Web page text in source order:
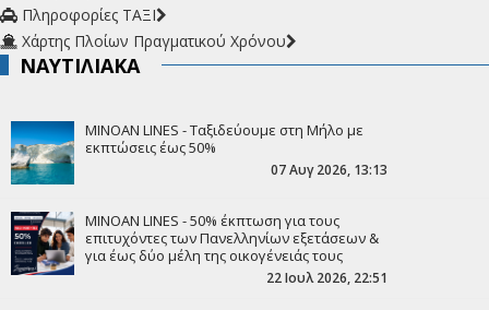
Πληροφορίες ΤΑΞΙ
Χάρτης Πλοίων Πραγματικού Χρόνου
ΝΑΥΤΙΛΙΑΚΑ
MINOAN LINES - Ταξιδεύουμε στη Μήλο με
εκπτώσεις έως 50%
07 Αυγ 2026, 13:13
MINOAN LINES - 50% έκπτωση για τους
επιτυχόντες των Πανελληνίων εξετάσεων &
για έως δύο μέλη της οικογένειάς τους
22 Ιουλ 2026, 22:51